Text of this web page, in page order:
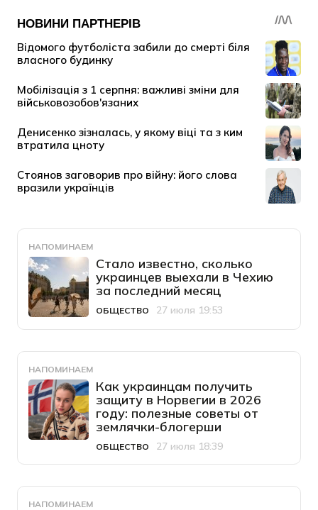
НАПОМИНАЕМ
Стало известно, сколько
украинцев выехали в Чехию
за последний месяц
Категория
ОБЩЕСТВО
Дата публикации
27 июля 19:53
НАПОМИНАЕМ
Как украинцам получить
защиту в Норвегии в 2026
году: полезные советы от
землячки-блогерши
Категория
ОБЩЕСТВО
Дата публикации
27 июля 18:39
НАПОМИНАЕМ